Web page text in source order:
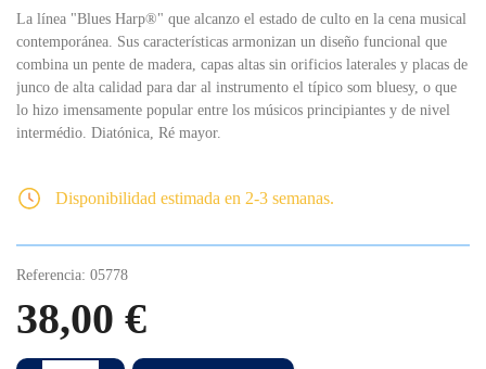
La línea "Blues Harp®" que alcanzo el estado de culto en la cena musical
contemporánea. Sus características armonizan un diseño funcional que
combina un pente de madera, capas altas sin orificios laterales y placas de
junco de alta calidad para dar al instrumento el típico som bluesy, o que
lo hizo imensamente popular entre los músicos principiantes y de nivel
intermédio. Diatónica, Ré mayor.
Disponibilidad estimada en 2-3 semanas.
Referencia: 05778
38,00 €